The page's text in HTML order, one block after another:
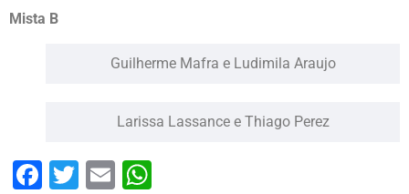
Mista B
Guilherme Mafra e Ludimila Araujo
Larissa Lassance e Thiago Perez
Facebook
Twitter
Email